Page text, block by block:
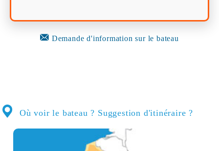
Demande d'information sur le bateau
Où voir le bateau ? Suggestion d'itinéraire ?